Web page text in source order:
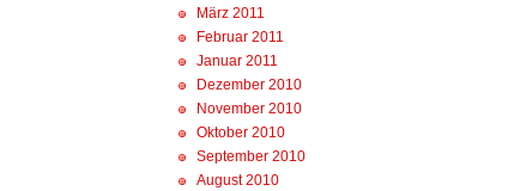
März 2011
Februar 2011
Januar 2011
Dezember 2010
November 2010
Oktober 2010
September 2010
August 2010